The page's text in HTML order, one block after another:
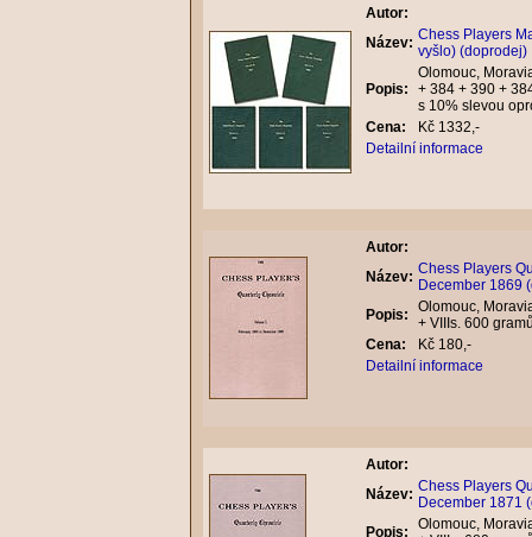
Autor:
Název: Chess Players
vyšlo) (doprodej)
Popis:
Olomouc,
+ 384 + 390 +
s 10% slevou
Cena:
Kč 1332,-
Detailní informace
Autor:
Název: Chess Players
December 1869
Popis:
Olomouc,
+ VIIIs. 600
Cena:
Kč 180,-
Detailní informace
Autor:
Název: Chess Players
December 1871
Popis:
Olomouc,